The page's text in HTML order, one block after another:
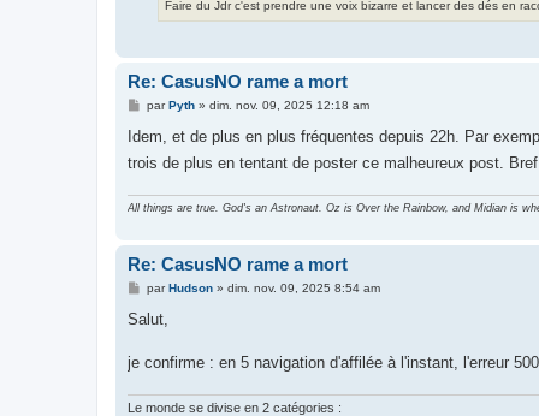
Faire du Jdr c'est prendre une voix bizarre et lancer des dés en
Re: CasusNO rame a mort
M
s
a
parPyth» dim. nov. 09, 2025 12:18 am
Idem, et de plus en plus fréquentes depuis 22h. Par
trois de plus en tentant de poster ce malheureux post.
All things are true. God's an Astronaut. Oz is Over the Rainbow, and Midian is
Re: CasusNO rame a mort
M
s
g
parHudson» dim. nov. 09, 2025 8:54 am
Salut,
je confirme : en 5 navigation d'affilée à l'instant, l'erreur
Le monde se divise en 2 catégories :